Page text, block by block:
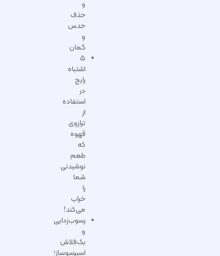
حذف
حدس
گمان
۵
اشتباه
رایج
استفاده
ترازوی
قهوه
طعم
نوشیدنی
شما
خراب
می‌کند!
رسوب‌زدایی
بک‌فلاش
اسپرسوساز؛